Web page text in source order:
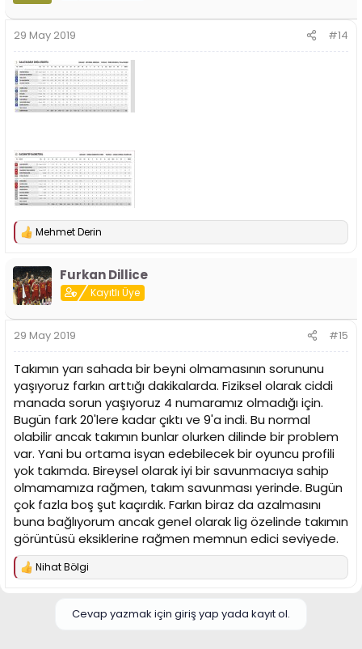
29 May 2019 #14
T
k
i
l
:
Mehmet Derin
Furkan Dillice
Kayıtlı Üye
29 May 2019 #15
Takımın yarı sahada bir beyni olmamasının sorununu
yaşıyoruz farkın arttığı dakikalarda. Fiziksel olarak ciddi
manada sorun yaşıyoruz 4 numaramız olmadığı için.
Bugün fark 20'lere kadar çıktı ve 9'a indi. Bu normal
olabilir ancak takımın bunlar olurken dilinde bir problem
var. Yani bu ortama isyan edebilecek bir oyuncu profili
yok takımda. Bireysel olarak iyi bir savunmacıya sahip
olmamamıza rağmen, takım savunması yerinde. Bugün
çok fazla boş şut kaçırdık. Farkın biraz da azalmasını
buna bağlıyorum ancak genel olarak lig özelinde takımın
görüntüsü eksiklerine rağmen memnun edici seviyede.
T
Nihat Bölgi
Cevap yazmak için giriş yap yada kayıt ol.